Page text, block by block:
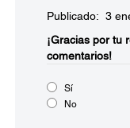
Publicado: 3
¡Gracias por tu
comentarios!
Sí
No